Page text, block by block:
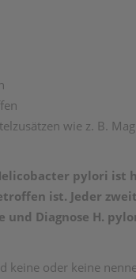
wie z. B.
pylori ist
ist. Jeder
und Diagnose H.
keine oder keine